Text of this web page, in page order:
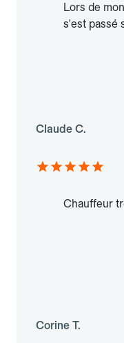
Lors de
s'est passé
Claude C.
Chauffeur
Corine T.